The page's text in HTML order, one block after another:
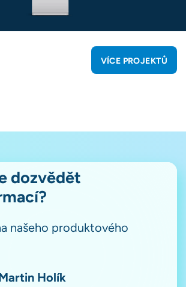
VÍCE PROJEKTŮ
dozvědět
našeho produktového
Holík